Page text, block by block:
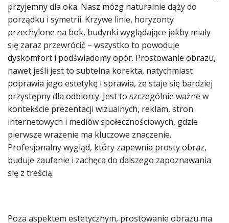
przyjemny dla oka. Nasz mózg naturalnie dąży do
porządku i symetrii. Krzywe linie, horyzonty
przechylone na bok, budynki wyglądające jakby miały
się zaraz przewrócić – wszystko to powoduje
dyskomfort i podświadomy opór. Prostowanie obrazu,
nawet jeśli jest to subtelna korekta, natychmiast
poprawia jego estetykę i sprawia, że staje się bardziej
przystępny dla odbiorcy. Jest to szczególnie ważne w
kontekście prezentacji wizualnych, reklam, stron
internetowych i mediów społecznościowych, gdzie
pierwsze wrażenie ma kluczowe znaczenie.
Profesjonalny wygląd, który zapewnia prosty obraz,
buduje zaufanie i zachęca do dalszego zapoznawania
się z treścią.
Poza aspektem estetycznym, prostowanie obrazu ma